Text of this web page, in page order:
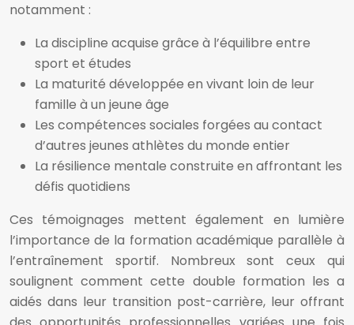
notamment :
La discipline acquise grâce à l’équilibre entre
sport et études
La maturité développée en vivant loin de leur
famille à un jeune âge
Les compétences sociales forgées au contact
d’autres jeunes athlètes du monde entier
La résilience mentale construite en affrontant les
défis quotidiens
Ces témoignages mettent également en lumière
l’importance de la formation académique parallèle à
l’entraînement sportif. Nombreux sont ceux qui
soulignent comment cette double formation les a
aidés dans leur transition post-carrière, leur offrant